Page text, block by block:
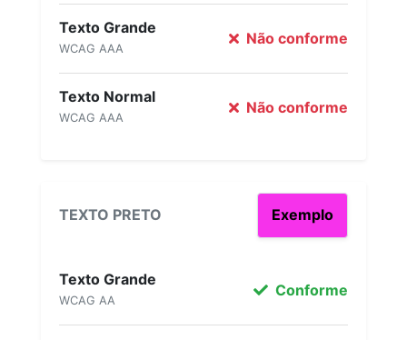
Texto Grande
WCAG AAA
Não conforme
Texto Normal
WCAG AAA
Não conforme
TEXTO PRETO Exemplo
Texto Grande
WCAG AA
Conforme